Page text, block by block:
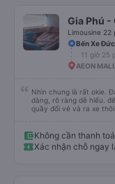
Gia Phú -
Limousine 22
Bến Xe
11 giờ 25
AEON
Nhìn chung là rất okie.
dàng, rõ ràng dễ hiểu.
quầy đổi vé và ra xe thôi.
Không cần thanh
Xác nhận chỗ ngay